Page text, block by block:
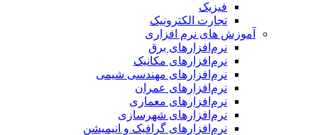
فیزیک
تجارت الکترونیک
آموزش های نرم افزاری
نرم‌افزارهای برق
نرم‌افزارهای مکانیک
نرم‌افزارهای مهندسی شیمی
نرم‌افزارهای عمران
نرم‌افزارهای معماری
نرم‌افزارهای شهرسازی
نرم‌افزارهای گرافیک و انیمیشن